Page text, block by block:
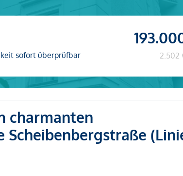
sofort überprüfbar 2.502
charmanten
Scheibenbergstraße